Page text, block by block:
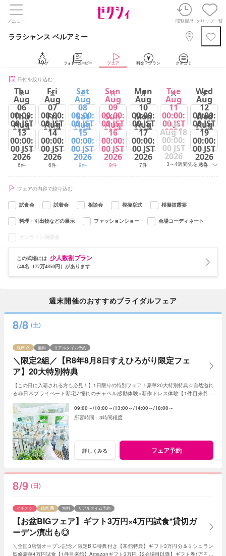
メニュー 閲覧履歴 クリップ一覧
ララシャンス ベルアミー
トップ フォト・ムービー フェア 料金・プラン クチコミ
日付を絞り込む
木 金 土 日 月 火 水
Thu
Aug
06
00:00:
00 JST
2026
5件
Fri
Aug
07
00:00:
00 JST
2026
5件
Sat
Aug
08
00:00:
00 JST
2026
9件
Sun
Aug
09
00:00:
00 JST
2026
9件
Mon
Aug
10
00:00:
00 JST
2026
7件
Tue
Aug
11
00:00:
00 JST
2026
9件
Wed
Aug
12
00:00:
00 JST
2026
5件
Thu
Aug
13
00:00:
00 JST
2026
6件
Fri
Aug
14
00:00:
00 JST
2026
6件
Sat
Aug
15
00:00:
00 JST
2026
9件
Sun
Aug
16
00:00:
00 JST
2026
9件
Mon
Aug
17
00:00:
00 JST
2026
7件
Tue
Aug 18
00:00:
00 JST
2026
Wed
Aug
19
00:00:
00 JST
2026
5件
3～4週間先を見る
フェアの内容で絞り込む
試食会 試着会 相談会 模擬挙式 模擬披露宴
料理・引出物などの展示 ファッションショー 会場コーディネート
オンライン相談会
この式場には 少人数割プラン
（40名 177万4850円）があります
週末開催のおすすめブライダルフェア
8/8 (土)
＼限定2組／【R8年8月8日すえひろがり限定フェ
ア】20大特別特典
残席 無料 リアルタイム予約
【この日に入籍される方も必見！】1日限りの特別フェア！豪華20大特別特典☆自然溢れ
る非日常プライベート邸宅♪憧れのチャペル感動体験×新作ドレス体験【1件目来館】
09:00～ 10:00～ 13:00～ 14:00～ 18:00～
3時間程度
詳しくみる フェア予約
8/9 (日)
【お盆BIGフェア】ギフト3万円×4万円試食*貸切ガ
ーデン演出も◎
イチオシ 残席 無料 リアルタイム予約
＼全国3店舗オープン記念／限定BIG特典付き【来館特典】ギフト3万円分＆ミシュラン
監修豪華4万円試食【1件目来館】Amazonギフト3万円【2会場目以降】ギフト券1万円プ